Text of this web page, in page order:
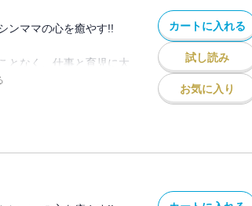
ンママの心を癒やす!!
となく、仕事と育児に大
話掲載分）
カートに入れる
試し読み
お気に入り